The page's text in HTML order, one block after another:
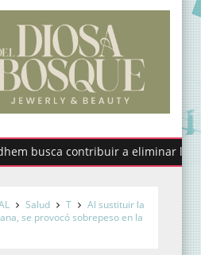
contribuir a eliminar los estigmas
Salud T
Al sustituir la
se provocó sobrepeso en la